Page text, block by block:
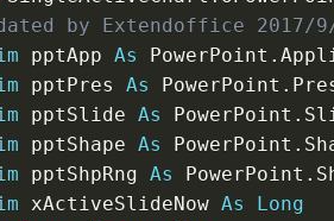
by Extendoffice 2017/
pptApp As PowerPoint .
pptPres As PowerPoint .
pptSlide As PowerPoint .
pptShape As PowerPoint .
pptShpRng As PowerPoint .
xActiveSlideNow As
Long